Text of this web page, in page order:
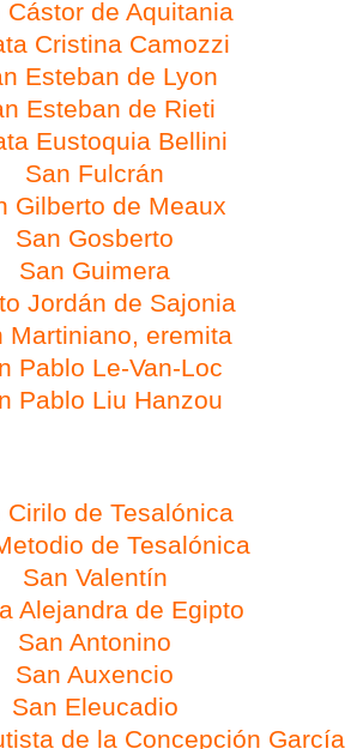
Cástor de Aquitania
Cristina Camozzi
Esteban de Lyon
Esteban de Rieti
Eustoquia Bellini
San Fulcrán
Gilberto de Meaux
San Gosberto
San Guimera
Jordán de Sajonia
Martiniano, eremita
Pablo Le-Van-Loc
Pablo Liu Hanzou
Cirilo de Tesalónica
de Tesalónica
San Valentín
Alejandra de Egipto
San Antonino
San Auxencio
San Eleucadio
de la Concepción García